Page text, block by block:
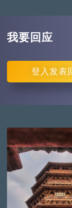
我要回应
登入 发表